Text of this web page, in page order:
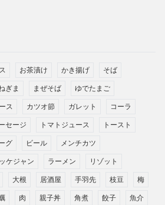
お茶漬け かき揚げ そば
ぎま まぜそば ゆでたまご
ス カツオ節 ガレット コーラ
セージ トマトジュース トースト
グ ビール メンチカツ
ケジャン ラーメン リゾット
大根 居酒屋 手羽先 枝豆 梅
肉 親子丼 角煮 餃子 魚介